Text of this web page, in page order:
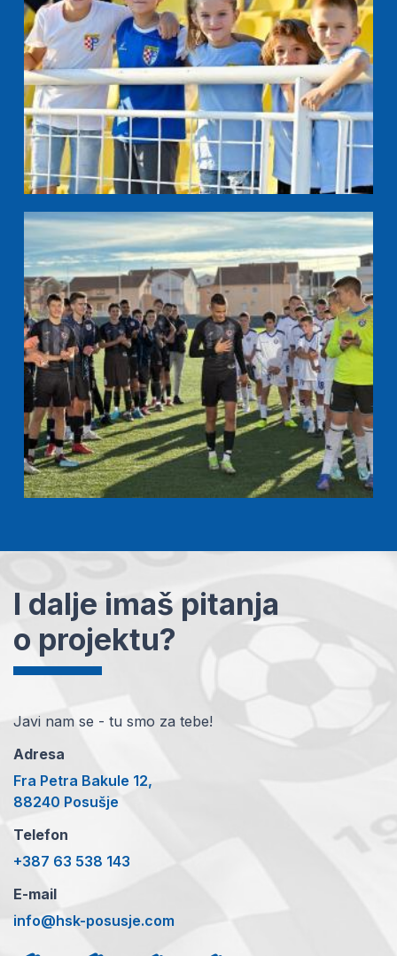
I dalje imaš pitanja
o projektu?
Javi nam se - tu smo za tebe!
Adresa
Fra Petra Bakule 12,
88240 Posušje
Telefon
+387 63 538 143
E-mail
info@hsk-posusje.com